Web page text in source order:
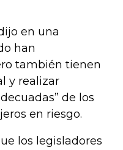
en una
han
también tienen
y realizar
de los
en riesgo.
los legisladores